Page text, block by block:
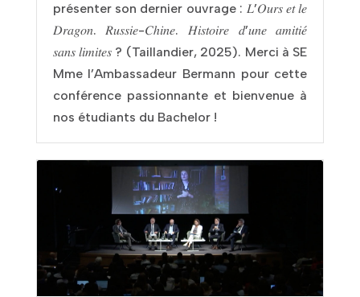
présenter son dernier ouvrage : 𝐿’𝑂𝑢𝑟𝑠 𝑒𝑡 𝑙𝑒
𝐷𝑟𝑎𝑔𝑜𝑛. 𝑅𝑢𝑠𝑠𝑖𝑒-𝐶ℎ𝑖𝑛𝑒. 𝐻𝑖𝑠𝑡𝑜𝑖𝑟𝑒 𝑑’𝑢𝑛𝑒 𝑎𝑚𝑖𝑡𝑖𝑒́
𝑠𝑎𝑛𝑠 𝑙𝑖𝑚𝑖𝑡𝑒𝑠 ? (Taillandier, 2025). Merci à SE
Mme l’Ambassadeur Bermann pour cette
conférence passionnante et bienvenue à
nos étudiants du Bachelor !